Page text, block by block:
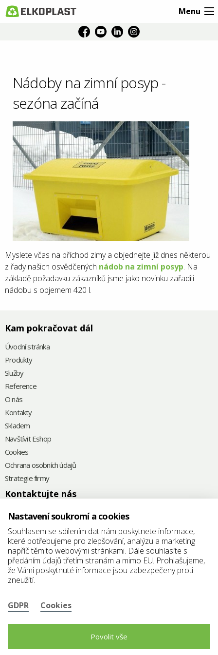
Menu
Nádoby na zimní posyp -
sezóna začíná
Myslete včas na příchod zimy a objednejte již dnes některou
z řady našich osvědčených nádob na zimní posyp. Na
základě požadavku zákazníků jsme jako novinku zařadili
nádobu s objemem 420 l.
Kam pokračovat dál
Úvodní stránka
Produkty
Služby
Reference
O nás
Kontakty
Skladem
Navštívit Eshop
Cookies
Ochrana osobních údajů
Strategie firmy
Kontaktujte nás
+420575 571 000
@
elkoplast@elkoplast.cz
Štefánikova 2664
760 01 Zlín
IČ: 25347942
DIČ: CZ25347942
Nastavení soukromí a cookies
Souhlasem se sdílením dat nám poskytnete informace,
které potřebujeme pro zlepšování, analýzu a marketing
napříč těmito webovými stránkami. Dále souhlasíte s
předáním údajů třetím stranám a mimo EU. Prohlašujeme,
že Vámi poskytnuté informace jsou zabezpečeny proti
zneužití.
GDPR Cookies
Povolit vše